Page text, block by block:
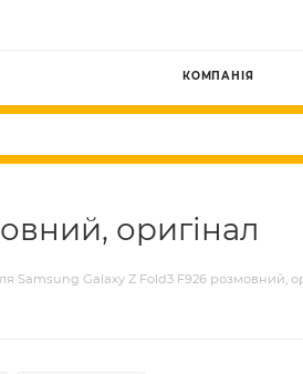
КОМПАНІЯ
оригінал
Samsung Galaxy Z Fold3 F926 розмовний,